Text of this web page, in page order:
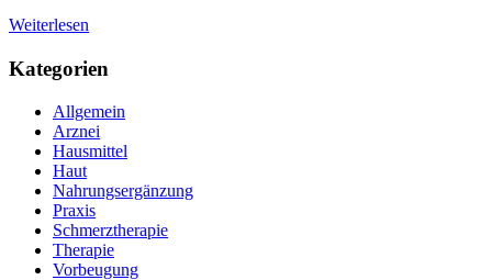
Weiterlesen
Kategorien
Allgemein
Arznei
Hausmittel
Haut
Nahrungsergänzung
Praxis
Schmerztherapie
Therapie
Vorbeugung